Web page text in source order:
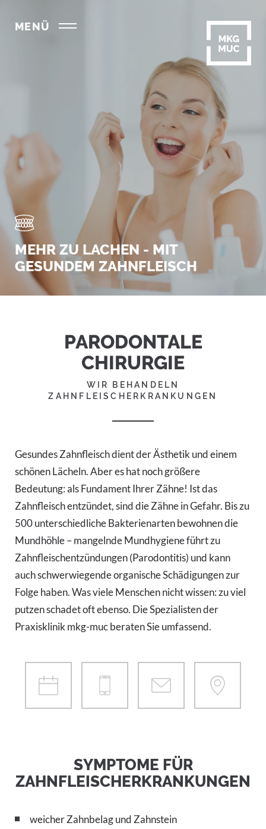
MENÜ
MEHR ZU LACHEN - MIT
GESUNDEM ZAHNFLEISCH
PARODONTALE
CHIRURGIE
WIR BEHANDELN
ZAHNFLEISCHERKRANKUNGEN
Gesundes Zahnfleisch dient der Ästhetik und einem
schönen Lächeln. Aber es hat noch größere
Bedeutung: als Fundament Ihrer Zähne! Ist das
Zahnfleisch entzündet, sind die Zähne in Gefahr. Bis zu
500 unterschiedliche Bakterienarten bewohnen die
Mundhöhle – mangelnde Mundhygiene führt zu
Zahnfleischentzündungen (Parodontitis) und kann
auch schwerwiegende organische Schädigungen zur
Folge haben. Was viele Menschen nicht wissen: zu viel
putzen schadet oft ebenso. Die Spezialisten der
Praxisklinik mkg-muc beraten Sie umfassend.
SYMPTOME FÜR
ZAHNFLEISCHERKRANKUNGEN
weicher Zahnbelag und Zahnstein